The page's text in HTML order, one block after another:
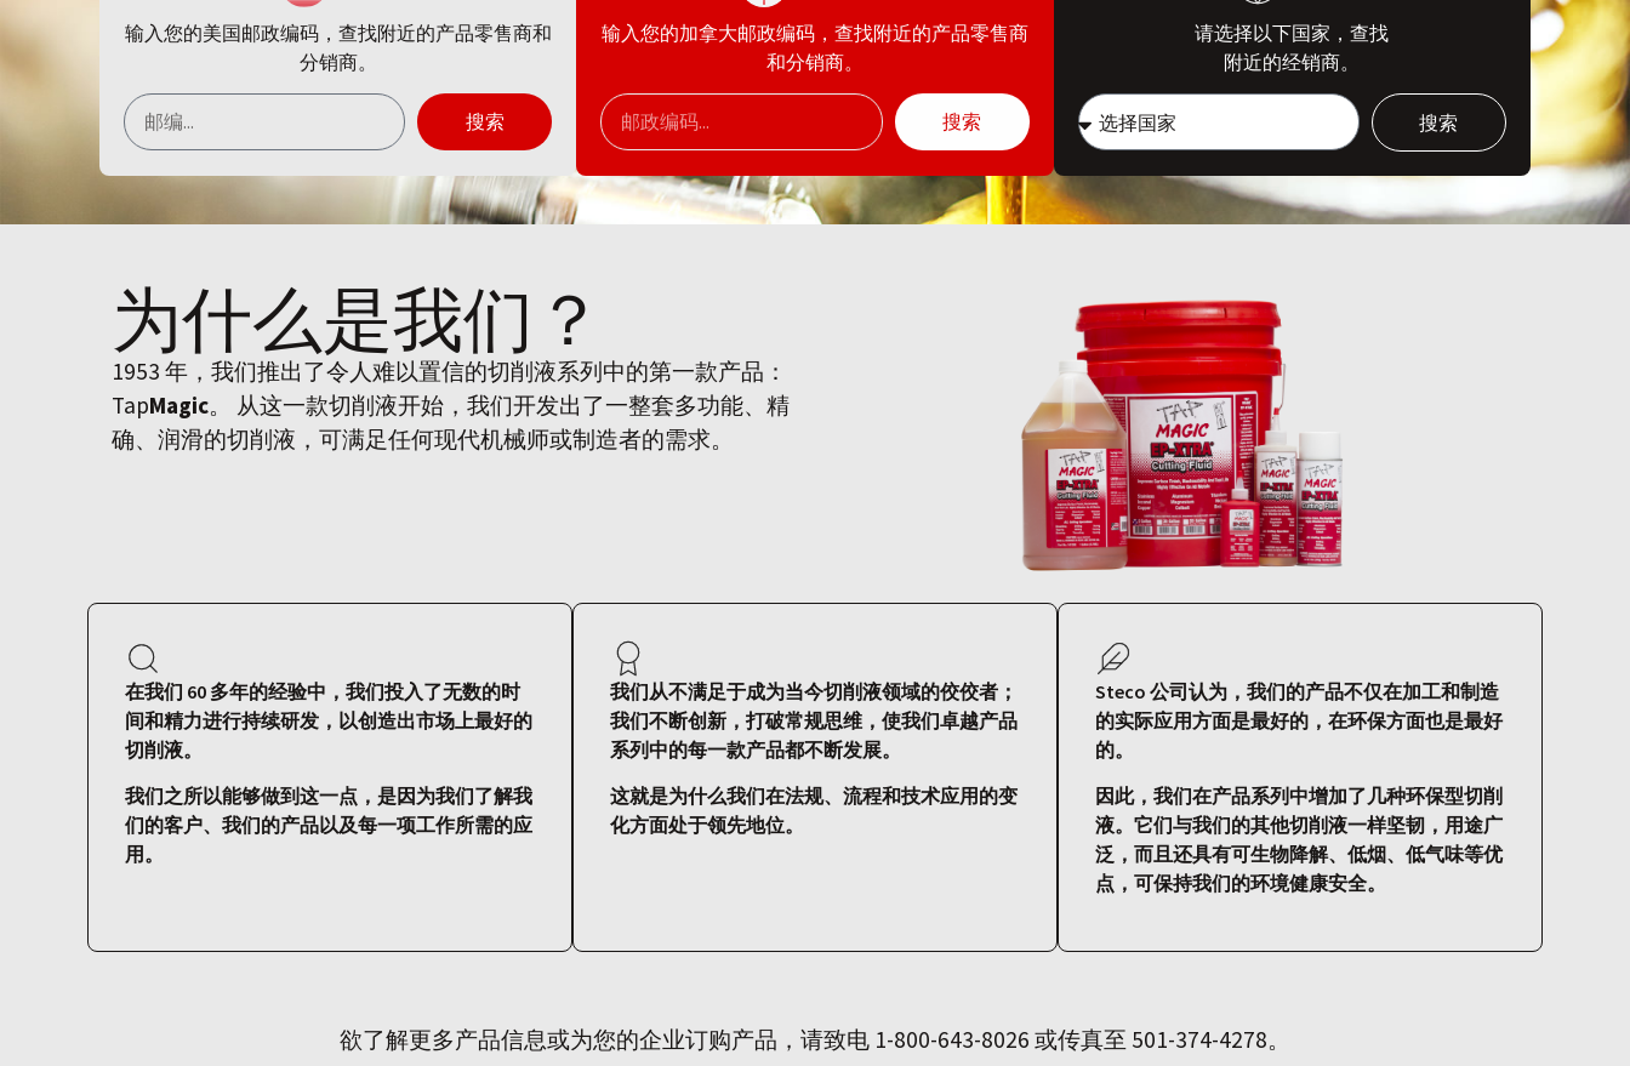
输入您的美国邮政编码，查找附近的产品零售商和
分销商。
搜索
输入您的加拿大邮政编码，查找附近的产品零售商
和分销商。
搜索
请选择以下国家，查找
附近的经销商。
搜索
为什么是我们 ？
1953 年，我们推出了令人难以置信的切削液系列中的第一款产品：
TapMagic。 从这一款切削液开始，我们开发出了一整套多功能、精
确、润滑的切削液，可满足任何现代机械师或制造者的需求。
在我们 60 多年的经验中，我们投入了无数的时
间和精力进行持续研发，以创造出市场上最好的
切削液。
我们之所以能够做到这一点，是因为我们了解我
们的客户、我们的产品以及每一项工作所需的应
用。
我们从不满足于成为当今切削液领域的佼佼者；
我们不断创新，打破常规思维，使我们卓越产品
系列中的每一款产品都不断发展。
这就是为什么我们在法规、流程和技术应用的变
化方面处于领先地位。
Steco 公司认为，我们的产品不仅在加工和制造
的实际应用方面是最好的，在环保方面也是最好
的。
因此，我们在产品系列中增加了几种环保型切削
液。它们与我们的其他切削液一样坚韧，用途广
泛，而且还具有可生物降解、低烟、低气味等优
点，可保持我们的环境健康安全。
欲了解更多产品信息或为您的企业订购产品，请致电 1-800-643-8026 或传真至 501-374-4278。